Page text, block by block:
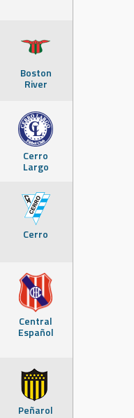
Boston
River
Cerro
Largo
Cerro
Central
Español
Peñarol